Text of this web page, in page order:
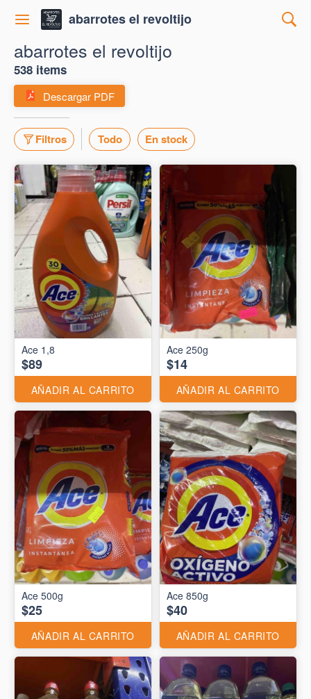
abarrotes el revoltijo
abarrotes el revoltijo
538 items
Descargar PDF
Filtros Todo En stock
Ace 1,8
$89
AÑADIR AL CARRITO
Ace 250g
$14
AÑADIR AL CARRITO
Ace 500g
$25
AÑADIR AL CARRITO
Ace 850g
$40
AÑADIR AL CARRITO